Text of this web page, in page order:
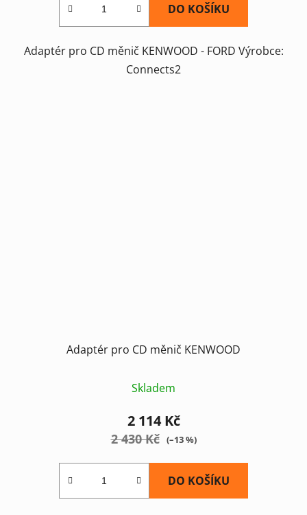
DO KOŠÍKU
Adaptér pro CD měnič KENWOOD - FORD Výrobce:
Connects2
Adaptér pro CD měnič KENWOOD
Skladem
2 114 Kč
2 430 Kč (–13 %)
DO KOŠÍKU